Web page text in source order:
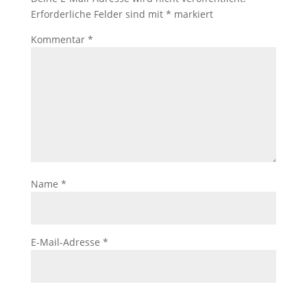
Erforderliche Felder sind mit * markiert
Kommentar *
Name *
E-Mail-Adresse *